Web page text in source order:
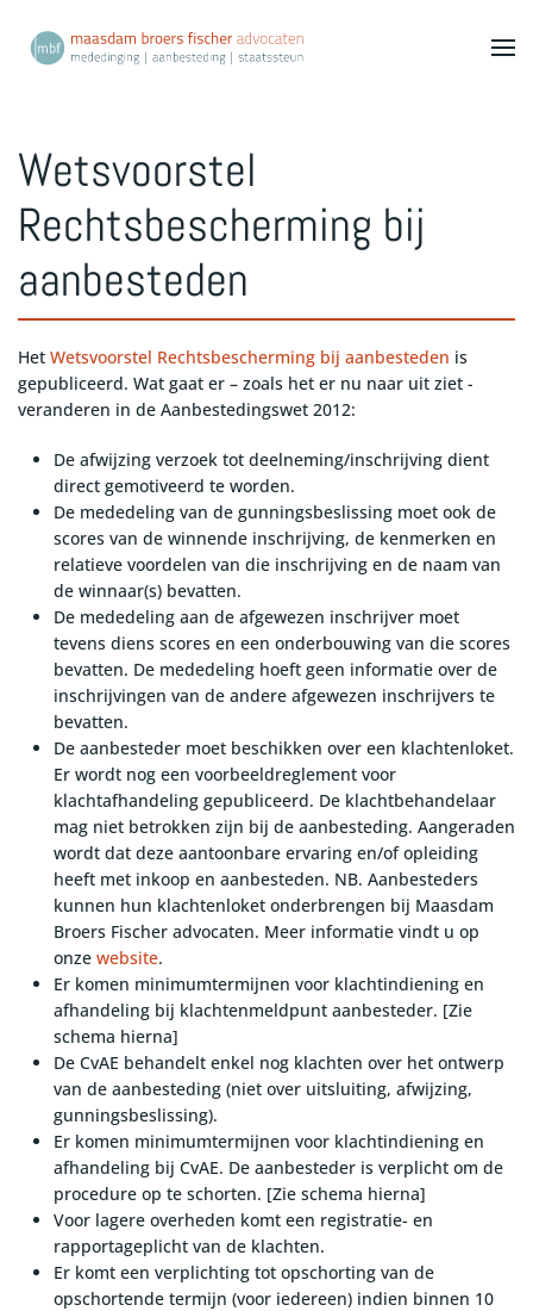
Terug naar hoofdinhoud
Wetsvoorstel
Rechtsbescherming bij
aanbesteden
Het Wetsvoorstel Rechtsbescherming bij aanbesteden is
gepubliceerd. Wat gaat er – zoals het er nu naar uit ziet -
veranderen in de Aanbestedingswet 2012:
De afwijzing verzoek tot deelneming/inschrijving dient
direct gemotiveerd te worden.
De mededeling van de gunningsbeslissing moet ook de
scores van de winnende inschrijving, de kenmerken en
relatieve voordelen van die inschrijving en de naam van
de winnaar(s) bevatten.
De mededeling aan de afgewezen inschrijver moet
tevens diens scores en een onderbouwing van die scores
bevatten. De mededeling hoeft geen informatie over de
inschrijvingen van de andere afgewezen inschrijvers te
bevatten.
De aanbesteder moet beschikken over een klachtenloket.
Er wordt nog een voorbeeldreglement voor
klachtafhandeling gepubliceerd. De klachtbehandelaar
mag niet betrokken zijn bij de aanbesteding. Aangeraden
wordt dat deze aantoonbare ervaring en/of opleiding
heeft met inkoop en aanbesteden. NB. Aanbesteders
kunnen hun klachtenloket onderbrengen bij Maasdam
Broers Fischer advocaten. Meer informatie vindt u op
onze website.
Er komen minimumtermijnen voor klachtindiening en
afhandeling bij klachtenmeldpunt aanbesteder. [Zie
schema hierna]
De CvAE behandelt enkel nog klachten over het ontwerp
van de aanbesteding (niet over uitsluiting, afwijzing,
gunningsbeslissing).
Er komen minimumtermijnen voor klachtindiening en
afhandeling bij CvAE. De aanbesteder is verplicht om de
procedure op te schorten. [Zie schema hierna]
Voor lagere overheden komt een registratie- en
rapportageplicht van de klachten.
Er komt een verplichting tot opschorting van de
opschortende termijn (voor iedereen) indien binnen 10